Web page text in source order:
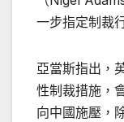
一步指定制裁
亞當斯指出，
性制裁措施，
向中國施壓，